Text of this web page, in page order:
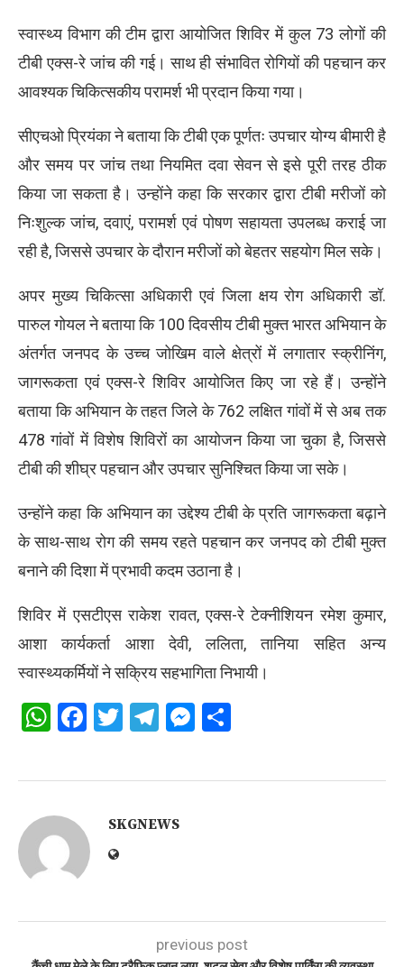
स्वास्थ्य विभाग की टीम द्वारा आयोजित शिविर में कुल 73 लोगों की
टीबी एक्स-रे जांच की गई। साथ ही संभावित रोगियों की पहचान कर
आवश्यक चिकित्सकीय परामर्श भी प्रदान किया गया।
सीएचओ प्रियंका ने बताया कि टीबी एक पूर्णतः उपचार योग्य बीमारी है
और समय पर जांच तथा नियमित दवा सेवन से इसे पूरी तरह ठीक
किया जा सकता है। उन्होंने कहा कि सरकार द्वारा टीबी मरीजों को
निःशुल्क जांच, दवाएं, परामर्श एवं पोषण सहायता उपलब्ध कराई जा
रही है, जिससे उपचार के दौरान मरीजों को बेहतर सहयोग मिल सके।
अपर मुख्य चिकित्सा अधिकारी एवं जिला क्षय रोग अधिकारी डॉ.
पारुल गोयल ने बताया कि 100 दिवसीय टीबी मुक्त भारत अभियान के
अंतर्गत जनपद के उच्च जोखिम वाले क्षेत्रों में लगातार स्क्रीनिंग,
जागरूकता एवं एक्स-रे शिविर आयोजित किए जा रहे हैं। उन्होंने
बताया कि अभियान के तहत जिले के 762 लक्षित गांवों में से अब तक
478 गांवों में विशेष शिविरों का आयोजन किया जा चुका है, जिससे
टीबी की शीघ्र पहचान और उपचार सुनिश्चित किया जा सके।
उन्होंने कहा कि अभियान का उद्देश्य टीबी के प्रति जागरूकता बढ़ाने
के साथ-साथ रोग की समय रहते पहचान कर जनपद को टीबी मुक्त
बनाने की दिशा में प्रभावी कदम उठाना है।
शिविर में एसटीएस राकेश रावत, एक्स-रे टेक्नीशियन रमेश कुमार,
आशा कार्यकर्ता आशा देवी, ललिता, तानिया सहित अन्य
स्वास्थ्यकर्मियों ने सक्रिय सहभागिता निभायी।
WhatsApp
Facebook
Twitter
Telegram
Messenger
SKGNEWS
previous post